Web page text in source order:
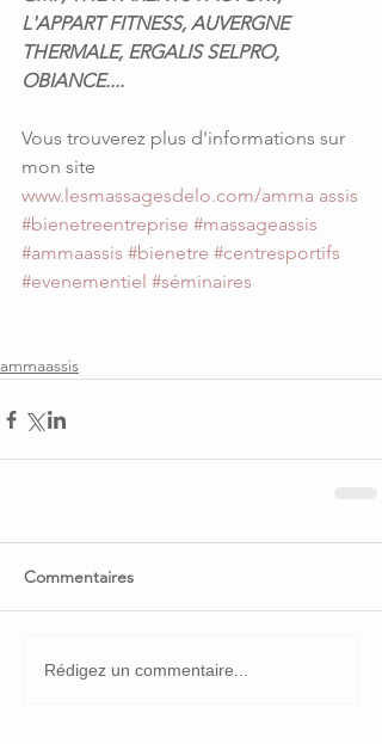
L'APPART FITNESS, AUVERGNE
THERMALE, ERGALIS SELPRO,
OBIANCE....
Vous trouverez plus d'informations sur
mon site
www.lesmassagesdelo.com/amma assis
#bienetreentreprise #massageassis
#ammaassis #bienetre #centresportifs
#evenementiel #séminaires
ammaassis
Commentaires
Rédigez un commentaire...